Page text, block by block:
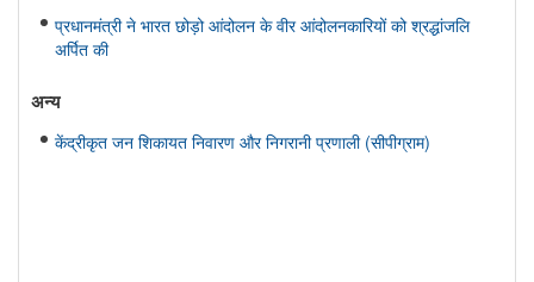
प्रधानमंत्री ने भारत छोड़ो आंदोलन के वीर आंदोलनकारियों को श्रद्धांजलि
अर्पित की
अन्य
केंद्रीकृत जन शिकायत निवारण और निगरानी प्रणाली (सीपीग्राम)